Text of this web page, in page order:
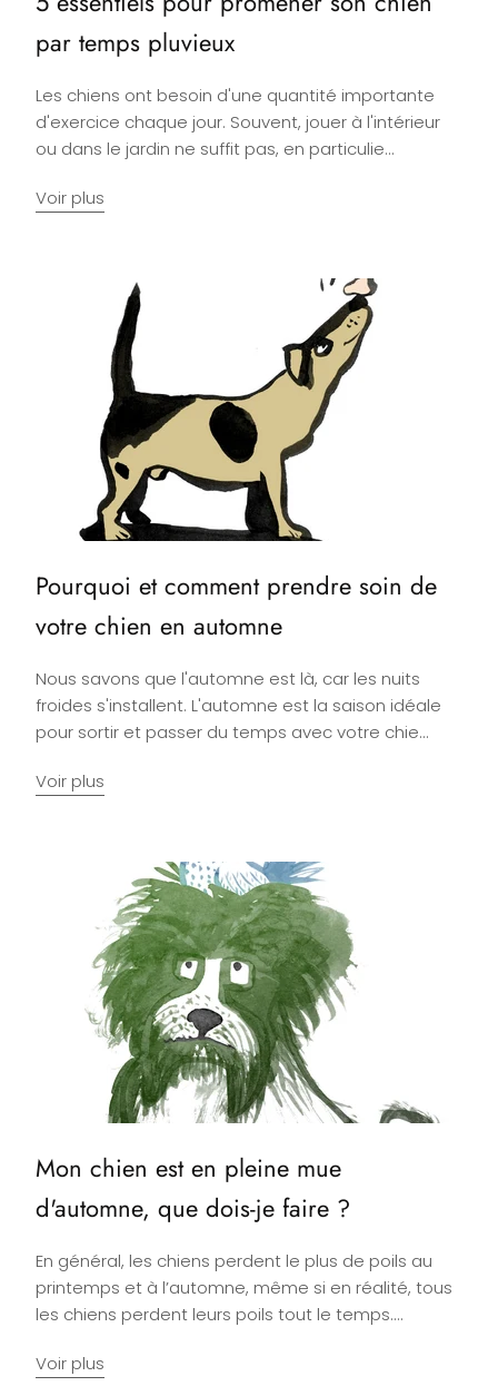
par temps pluvieux
Les chiens ont besoin d'une quantité importante
d'exercice chaque jour. Souvent, jouer à l'intérieur
ou dans le jardin ne suffit pas, en particulie...
Voir plus
Pourquoi et comment prendre soin de
votre chien en automne
Nous savons que l'automne est là, car les nuits
froides s'installent. L'automne est la saison idéale
pour sortir et passer du temps avec votre chie...
Voir plus
Mon chien est en pleine mue
d'automne, que dois-je faire ?
En général, les chiens perdent le plus de poils au
printemps et à l’automne, même si en réalité, tous
les chiens perdent leurs poils tout le temps....
Voir plus